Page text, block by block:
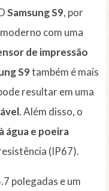
Samsung S9, por
com uma
de impressão
S9também é mais
resultar em uma
. Além disso, o
água e poeira
(IP67).
polegadas e um